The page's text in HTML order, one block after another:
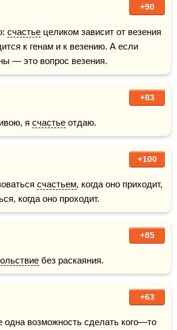
+90
счастье целиком зависит от везения
к генам и к везению. А если
— это вопрос везения.
+83
я счастье отдаю.
+100
счастьем, когда оно приходит,
когда оно проходит.
+85
без раскаяния.
+63
возможность сделать кого—то